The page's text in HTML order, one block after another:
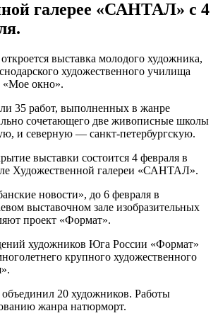
галерее «САНТАЛ» с 4
выставка молодого художника,
художественного училища
«Мое окно».
35 работ, выполненных в жанре
сочетающего две живописные школы
и северную — санкт-петербургскую.
выставки состоится 4 февраля в
Художественной галереи «САНТАЛ».
новости», до 6 февраля в
выставочном зале изобразительных
проект «Формат».
художников Юга России «Формат»
крупного художественного
20 художников. Работы
жанра натюрморт.